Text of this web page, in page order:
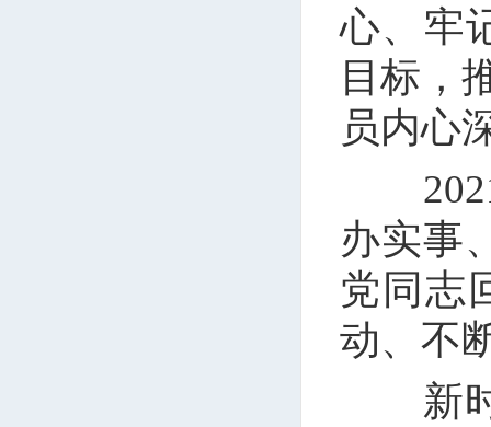
心、牢
目标，
员内心
2021
办实事
党同志
动、不
新时